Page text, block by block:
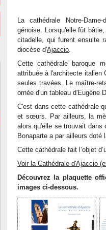
La cathédrale Notre-Dame-
génoise. Lorsqu'elle fût
citadelle, qui furent ensuite
diocèse d'Ajaccio.
Cette cathédrale baroque
attribuée à l'architecte italien
seules travées. Le maître-
ornée d'un tableau d'Eugène
C'est dans cette cathédrale
et sœurs. Par ailleurs, la
alors qu'elle se trouvait dans
Bonaparte a par ailleurs
Cette cathédrale fait l’objet
Voir la Cathédrale d'Ajaccio
Découvrez la plaquette
images ci-dessous.